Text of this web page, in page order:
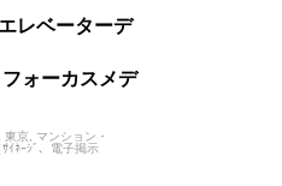
レベーターデ
フォーカスメデ
東京
マンション・
ｲﾈｰｼﾞ、電子掲示